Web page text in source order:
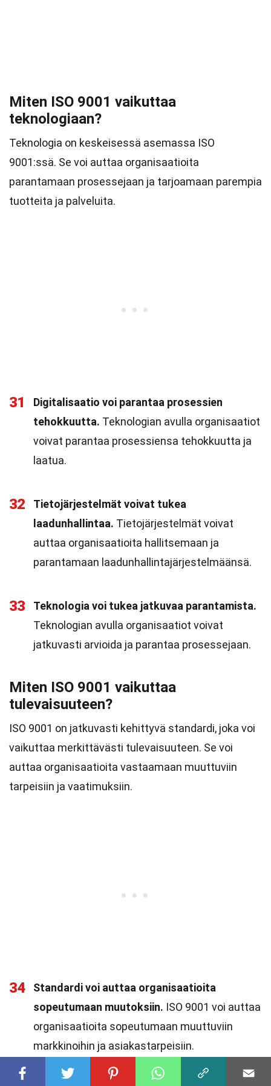
Miten ISO 9001 vaikuttaa
teknologiaan?
Teknologia on keskeisessä asemassa ISO
9001:ssä. Se voi auttaa organisaatioita
parantamaan prosessejaan ja tarjoamaan parempia
tuotteita ja palveluita.
31
Digitalisaatio voi parantaa prosessien
tehokkuutta. Teknologian avulla organisaatiot
voivat parantaa prosessiensa tehokkuutta ja
laatua.
32
Tietojärjestelmät voivat tukea
laadunhallintaa. Tietojärjestelmät voivat
auttaa organisaatioita hallitsemaan ja
parantamaan laadunhallintajärjestelmäänsä.
33
Teknologia voi tukea jatkuvaa parantamista.
Teknologian avulla organisaatiot voivat
jatkuvasti arvioida ja parantaa prosessejaan.
Miten ISO 9001 vaikuttaa
tulevaisuuteen?
ISO 9001 on jatkuvasti kehittyvä standardi, joka voi
vaikuttaa merkittävästi tulevaisuuteen. Se voi
auttaa organisaatioita vastaamaan muuttuviin
tarpeisiin ja vaatimuksiin.
34
Standardi voi auttaa organisaatioita
sopeutumaan muutoksiin. ISO 9001 voi auttaa
organisaatioita sopeutumaan muuttuviin
markkinoihin ja asiakastarpeisiin.